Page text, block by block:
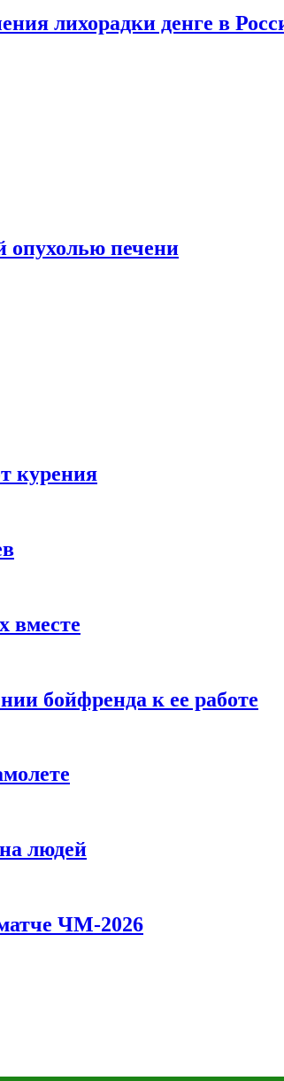
лихорадки денге в
опухолью печени
курения
вместе
бойфренда к ее работе
людей
ЧМ-2026